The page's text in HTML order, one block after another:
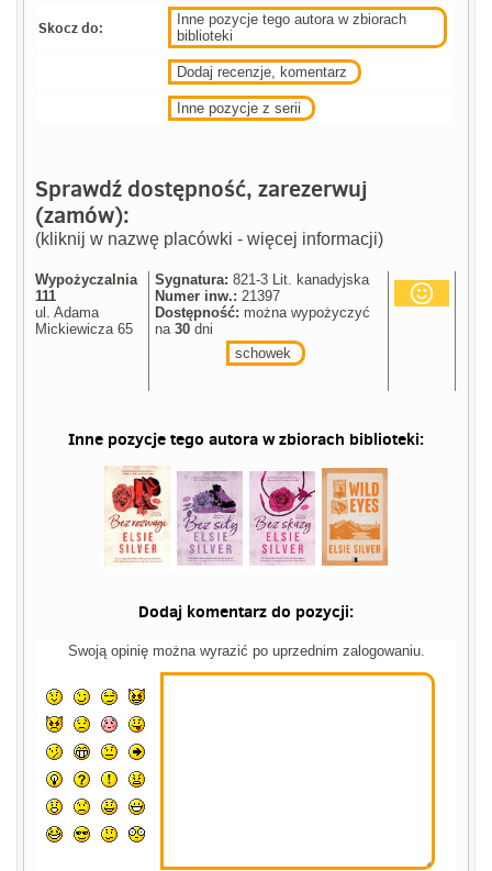
Skocz do:
Inne pozycje tego autora w zbiorach
biblioteki
Dodaj recenzje, komentarz
Inne pozycje z serii
Sprawdź dostępność, zarezerwuj
(zamów):
(kliknij w nazwę placówki - więcej informacji)
Wypożyczalnia
111
ul. Adama
Mickiewicza 65
Sygnatura: 821-3 Lit. kanadyjska
Numer inw.: 21397
Dostępność: można wypożyczyć
na30 dni
schowek
Inne pozycje tego autora w zbiorach biblioteki:
Dodaj komentarz do pozycji:
Swoją opinię można wyrazić po uprzednim zalogowaniu.